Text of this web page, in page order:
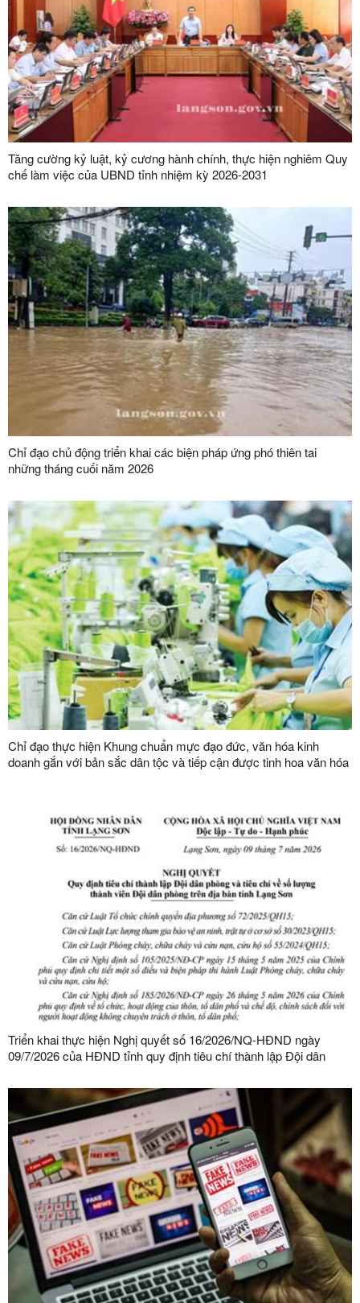
Tăng cường kỷ luật, kỷ cương hành chính, thực hiện nghiêm Quy
chế làm việc của UBND tỉnh nhiệm kỳ 2026-2031
Chỉ đạo chủ động triển khai các biện pháp ứng phó thiên tai
những tháng cuối năm 2026
Chỉ đạo thực hiện Khung chuẩn mực đạo đức, văn hóa kinh
doanh gắn với bản sắc dân tộc và tiếp cận được tinh hoa văn hóa
Triển khai thực hiện Nghị quyết số 16/2026/NQ-HĐND ngày
09/7/2026 của HĐND tỉnh quy định tiêu chí thành lập Đội dân
bàn tỉnh